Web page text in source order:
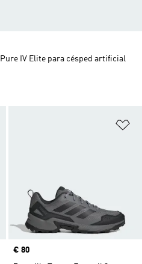
Precio
€ 80
IV Elite para césped artificial